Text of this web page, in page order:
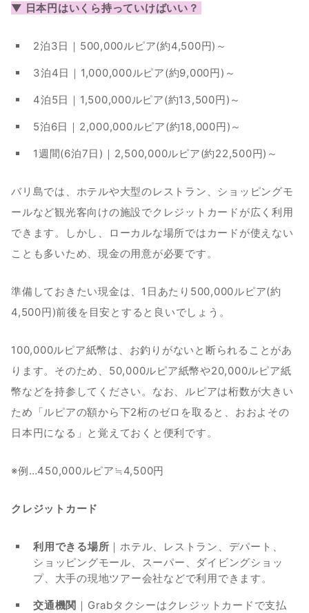
▼ 日本円はいくら持っていけばいい？
2泊3日｜500,000ルピア(約4,500円)～
3泊4日｜1,000,000ルピア(約9,000円)～
4泊5日｜1,500,000ルピア(約13,500円)～
5泊6日｜2,000,000ルピア(約18,000円)～
1週間(6泊7日)｜2,500,000ルピア(約22,500円)～
バリ島では、ホテルや大型のレストラン、ショッピングモ
ールなど観光客向けの施設でクレジットカードが広く利用
できます。しかし、ローカルな場所ではカードが使えない
ことも多いため、現金の用意が必要です。
準備しておきたい現金は、1日あたり500,000ルピア(約
4,500円)前後を目安とすると良いでしょう。
100,000ルピア紙幣は、お釣りがないと断られることがあ
ります。そのため、50,000ルピア紙幣や20,000ルピア紙
幣などを持参してください。なお、ルピアは桁数が大きい
ため「ルピアの額から下2桁のゼロを取ると、おおよその
日本円になる」と覚えておくと便利です。
※例…450,000ルピア≒4,500円
クレジットカード
利用できる場所 ｜ホテル、レストラン、デパート、
ショッピングモール、スーパー、ダイビングショッ
プ、大手の現地ツアー会社などで利用できます。
交通機関 ｜Grabタクシーはクレジットカードで支払